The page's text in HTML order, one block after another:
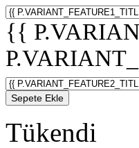
{{
Sepete Ekle
Tükendi